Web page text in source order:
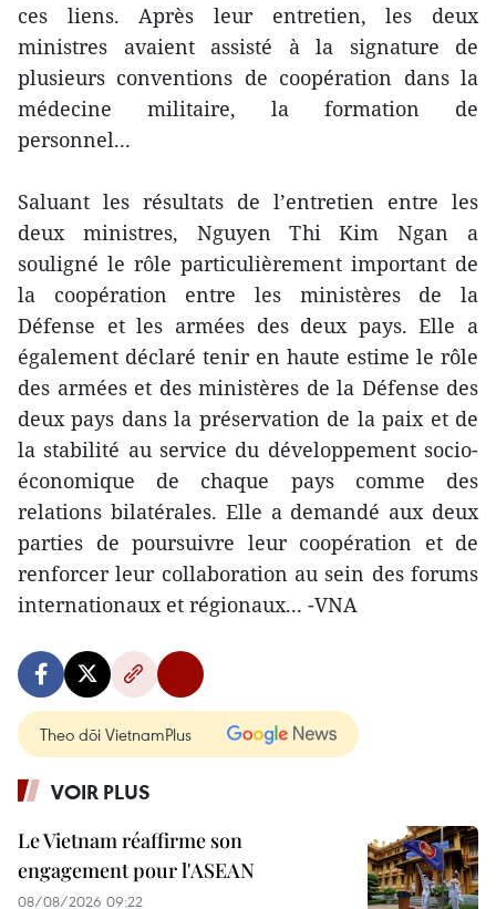
ces liens. Après leur entretien, les deux
ministres avaient assisté à la signature de
plusieurs conventions de coopération dans la
médecine militaire, la formation de
personnel...
Saluant les résultats de l’entretien entre les
deux ministres, Nguyen Thi Kim Ngan a
souligné le rôle particulièrement important de
la coopération entre les ministères de la
Défense et les armées des deux pays. Elle a
également déclaré tenir en haute estime le rôle
des armées et des ministères de la Défense des
deux pays dans la préservation de la paix et de
la stabilité au service du développement socio-
économique de chaque pays comme des
relations bilatérales. Elle a demandé aux deux
parties de poursuivre leur coopération et de
renforcer leur collaboration au sein des forums
internationaux et régionaux... -VNA
Theo dõi VietnamPlus
VOIR PLUS
Le Vietnam réaffirme son
engagement pour l'ASEAN
08/08/2026 09:22